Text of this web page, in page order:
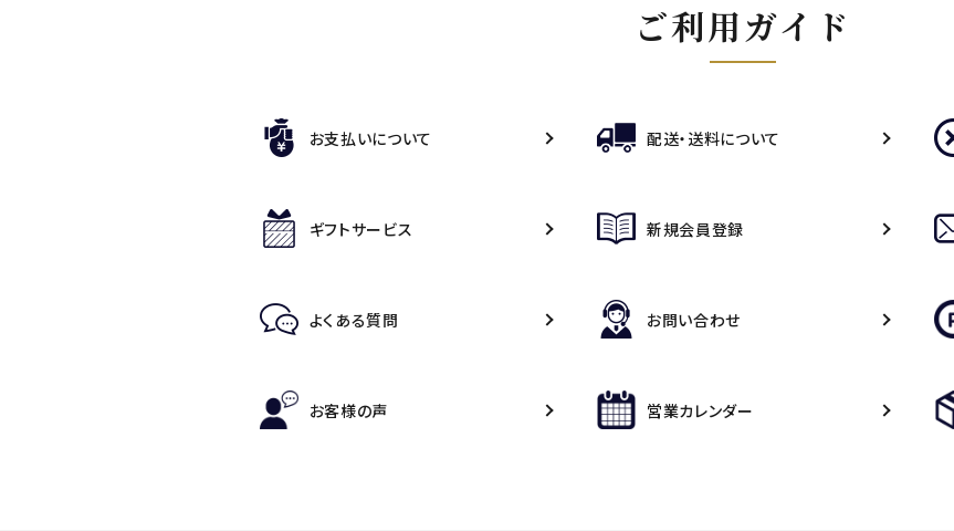
ご利用ガイド
お支払いについて 配送・送料について
ギフトサービス 新規会員登録
よくある質問 お問い合わせ
お客様の声 営業カレンダー